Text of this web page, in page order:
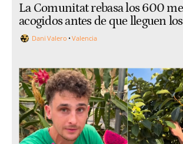
La Comunitat rebasa los 600
acogidos antes de que lleguen
Dani Valero Valencia